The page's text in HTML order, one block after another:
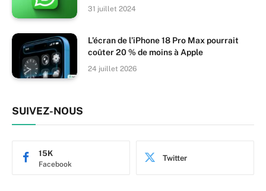
31 juillet 2024
L’écran de l’iPhone 18 Pro Max pourrait
coûter 20 % de moins à Apple
24 juillet 2026
SUIVEZ-NOUS
Facebook
15K Twitter